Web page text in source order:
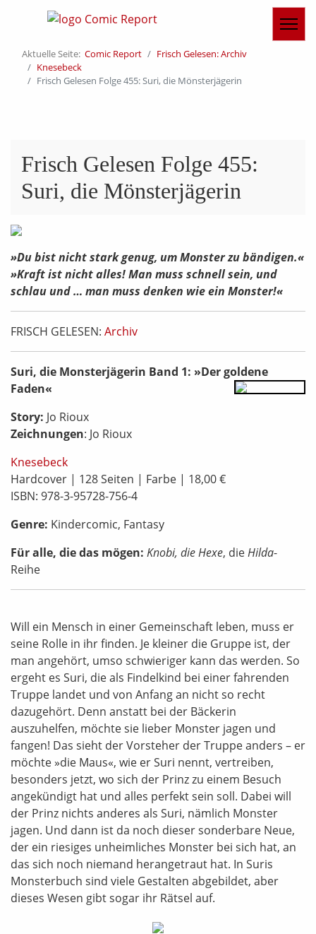
Aktuelle Seite: Comic Report
Frisch Gelesen: Archiv
Knesebeck
Frisch Gelesen Folge 455: Suri, die Mönsterjägerin
Frisch Gelesen Folge 455:
Suri, die Mönsterjägerin
»Du bist nicht stark genug, um Monster zu bändigen.«
»Kraft ist nicht alles! Man muss schnell sein, und
schlau und … man muss denken wie ein Monster!«
FRISCH GELESEN: Archiv
Suri, die Monsterjägerin Band 1: »Der goldene
Faden«
Story: Jo Rioux
Zeichnungen: Jo Rioux
Knesebeck
Hardcover | 128 Seiten | Farbe | 18,00 €
ISBN: 978-3-95728-756-4
Genre: Kindercomic, Fantasy
Für alle, die das mögen: Knobi, die Hexe, dieHilda-
Reihe
Will ein Mensch in einer Gemeinschaft leben, muss er
seine Rolle in ihr finden. Je kleiner die Gruppe ist, der
man angehört, umso schwieriger kann das werden. So
ergeht es Suri, die als Findelkind bei einer fahrenden
Truppe landet und von Anfang an nicht so recht
dazugehört. Denn anstatt bei der Bäckerin
auszuhelfen, möchte sie lieber Monster jagen und
fangen! Das sieht der Vorsteher der Truppe anders – er
möchte »die Maus«, wie er Suri nennt, vertreiben,
besonders jetzt, wo sich der Prinz zu einem Besuch
angekündigt hat und alles perfekt sein soll. Dabei will
der Prinz nichts anderes als Suri, nämlich Monster
jagen. Und dann ist da noch dieser sonderbare Neue,
der ein riesiges unheimliches Monster bei sich hat, an
das sich noch niemand herangetraut hat. In Suris
Monsterbuch sind viele Gestalten abgebildet, aber
dieses Wesen gibt sogar ihr Rätsel auf.